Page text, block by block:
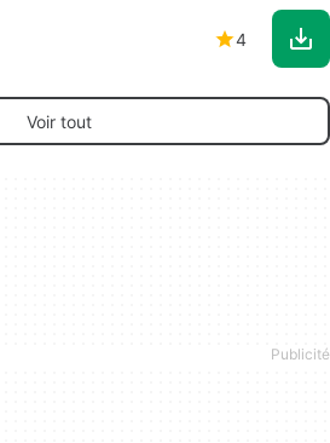
4
Voir tout